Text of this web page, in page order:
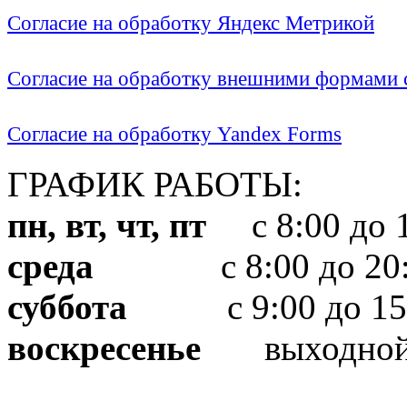
Согласие на обработку Яндекс Метрикой
Согласие на обработку внешними формами
Согласие на обработку Yandex Forms
ГРАФИК РАБОТЫ:
пн, вт, чт, пт с 8:00 до
среда с 8:00 до
суббота с 9:00 до
воскресенье